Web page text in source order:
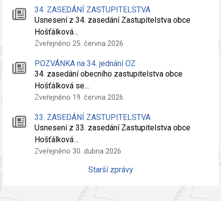
34. ZASEDÁNÍ ZASTUPITELSTVA
Usnesení z 34. zasedání Zastupitelstva obce
Hošťálková…
Zveřejněno 25. června 2026
POZVÁNKA na 34. jednání OZ
34. zasedání obecního zastupitelstva obce
Hošťálková se…
Zveřejněno 19. června 2026
33. ZASEDÁNÍ ZASTUPITELSTVA
Usnesení z 33. zasedání Zastupitelstva obce
Hošťálková…
Zveřejněno 30. dubna 2026
Starší zprávy